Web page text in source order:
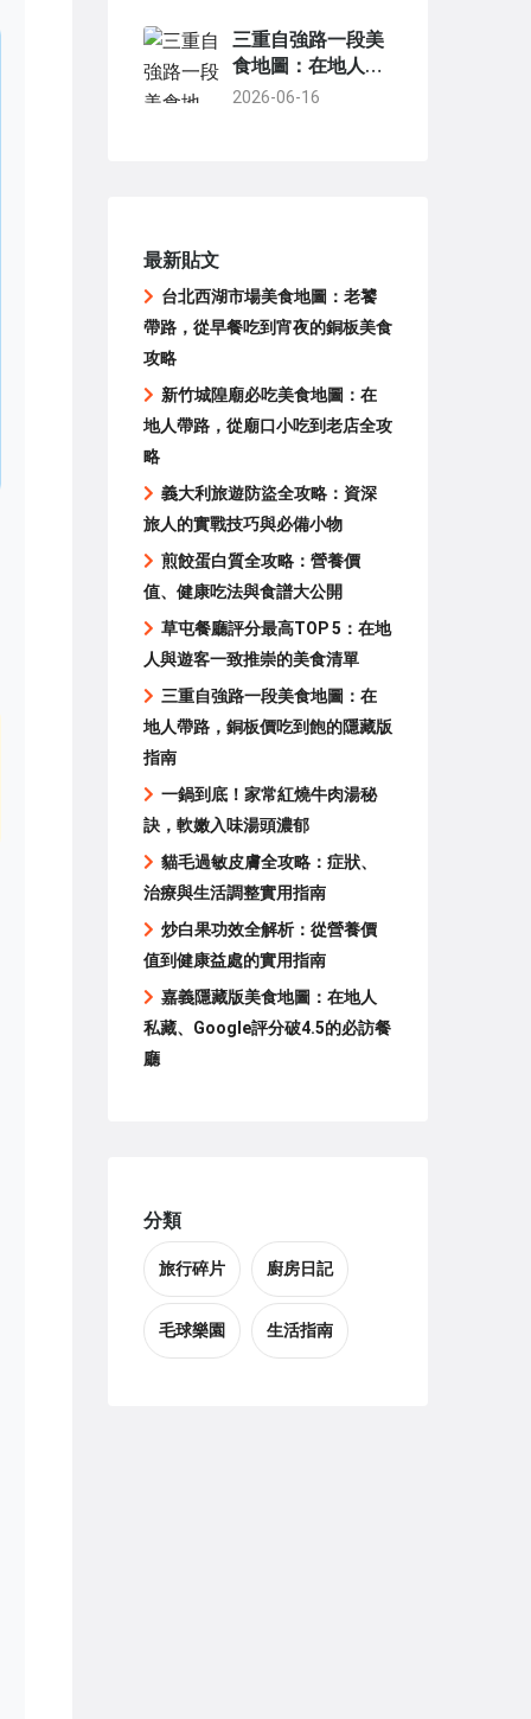
三重自強路一段美
食地圖：在地人帶
路，銅板價吃到飽
2026-06-16
最新貼文
台北西湖市場美食地圖：老饕
帶路，從早餐吃到宵夜的銅板美食
攻略
新竹城隍廟必吃美食地圖：在
地人帶路，從廟口小吃到老店全攻
略
義大利旅遊防盜全攻略：資深
旅人的實戰技巧與必備小物
煎餃蛋白質全攻略：營養價
值、健康吃法與食譜大公開
草屯餐廳評分最高TOP 5：在地
人與遊客一致推崇的美食清單
三重自強路一段美食地圖：在
地人帶路，銅板價吃到飽的隱藏版
指南
一鍋到底！家常紅燒牛肉湯秘
訣，軟嫩入味湯頭濃郁
貓毛過敏皮膚全攻略：症狀、
治療與生活調整實用指南
炒白果功效全解析：從營養價
值到健康益處的實用指南
嘉義隱藏版美食地圖：在地人
私藏、Google評分破4.5的必訪餐
廳
分類
旅行碎片 廚房日記
毛球樂園 生活指南